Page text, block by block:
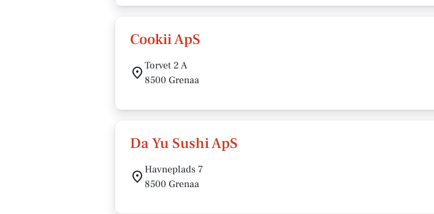
Cookii ApS
Torvet 2 A
8500 Grenaa
Da Yu Sushi ApS
Havneplads 7
8500 Grenaa